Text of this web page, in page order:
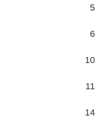
5
6
10
11
14